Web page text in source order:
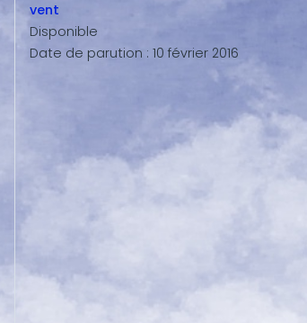
vent
Disponible
Date de parution : 10 février 2016